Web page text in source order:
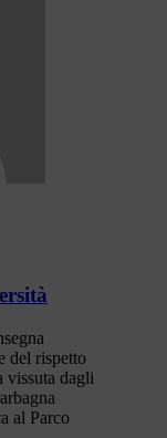
del rispetto
vissuta dagli
al Parco